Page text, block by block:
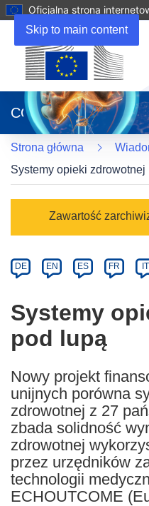
Skip to main content
Oficjalna strona
otworzy
się
w
nowym
oknie)
CORDIS
Strona główna
Systemy opieki zdrowotnej
Category
Zawartość
Article
available
the
following
languages:
DE EN ES FR IT
Systemy
pod lupą
Nowy projekt
unijnych porówna
zdrowotnej z 27
zbada solidność
zdrowotnej
przez urzędników
technologii
ECHOUTCOME